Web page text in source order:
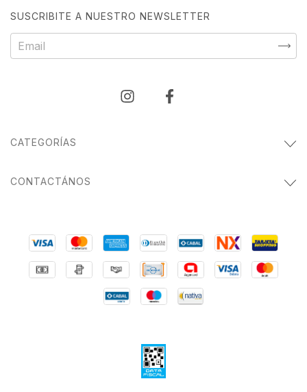
SUSCRIBITE A NUESTRO NEWSLETTER
CATEGORÍAS
CONTACTÁNOS